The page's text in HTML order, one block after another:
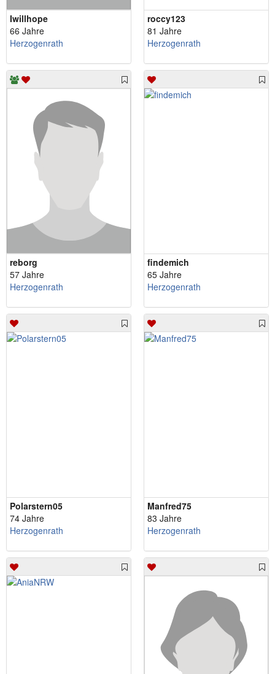
Iwillhope
66 Jahre
Herzogenrath
roccy123
81 Jahre
Herzogenrath
reborg
57 Jahre
Herzogenrath
findemich
65 Jahre
Herzogenrath
Polarstern05
74 Jahre
Herzogenrath
Manfred75
83 Jahre
Herzogenrath